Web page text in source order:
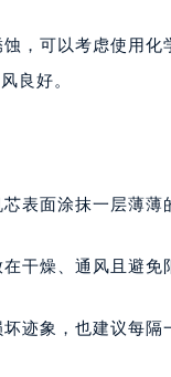
胜利路139号万达金
司高架桥路33号亨
区中山东路39号勒
南关正街88号华侨
金贸东路5号海口华
海大道1800号腾
七里河区西津西路
，可以考虑使用
良好。
表面涂抹一层薄
干燥、通风且避免
迹象，也建议每隔